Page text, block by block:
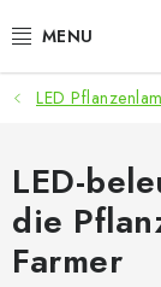
Inhalt
ANGEBOTE
LED
ANBAUBEDARF
LED
LED-
die
Farmer